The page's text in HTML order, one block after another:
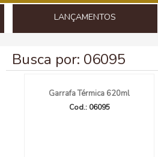
LANÇAMENTOS
Busca por: 06095
Garrafa Térmica 620ml
Cod.: 06095